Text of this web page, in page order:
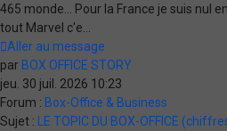
465 monde... Pour la France je suis nul
tout Marvel c'e...
Aller au message
par BOX OFFICE STORY
jeu. 30 juil. 2026 10:23
Forum : Box-Office & Business
Sujet :
LE TOPIC DU BOX-OFFICE